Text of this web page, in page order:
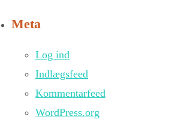
Meta
Log ind
Indlægsfeed
Kommentarfeed
WordPress.org